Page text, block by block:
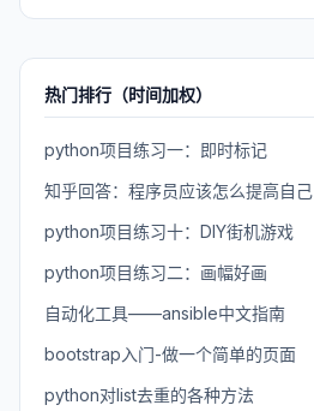
热门排行（时间加权）
python项目练习一：即时标记
知乎回答：程序员应该怎么提高自己
python项目练习十：DIY街机游戏
python项目练习二：画幅好画
自动化工具——ansible中文指南
bootstrap入门-做一个简单的页面
python对list去重的各种方法